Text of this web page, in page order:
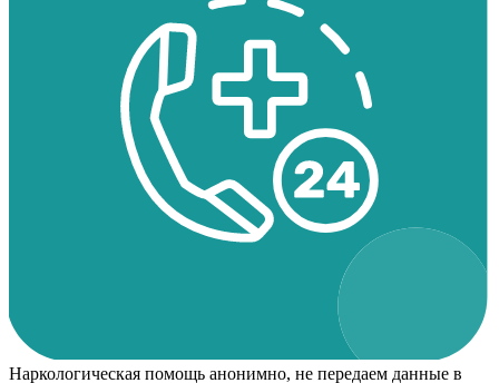
Наркологическая помощь анонимно, не передаем данные в